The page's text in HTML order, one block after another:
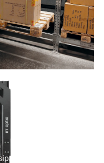
toplayıcı